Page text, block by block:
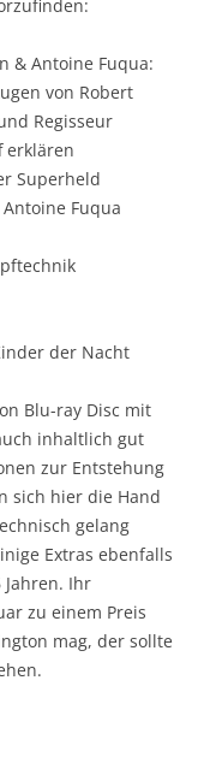
& Antoine Fuqua:
von Robert
Regisseur
erklären
Superheld
Fuqua
der Nacht
Blu-ray Disc mit
inhaltlich gut
zur Entstehung
sich hier die Hand
gelang
Extras ebenfalls
Ihr
zu einem Preis
mag, der sollte